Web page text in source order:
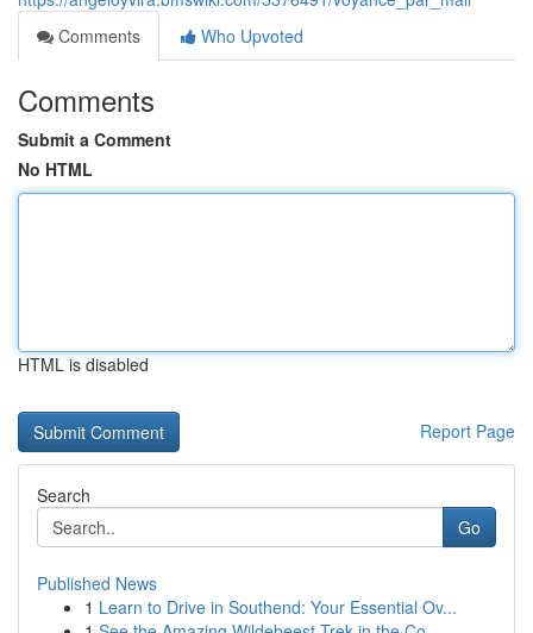
Comments
Who Upvoted
Comments
Submit a Comment
No HTML
HTML is disabled
Report Page
Search
Go
Published News
1 Learn to Drive in Southend: Your Essential Ov...